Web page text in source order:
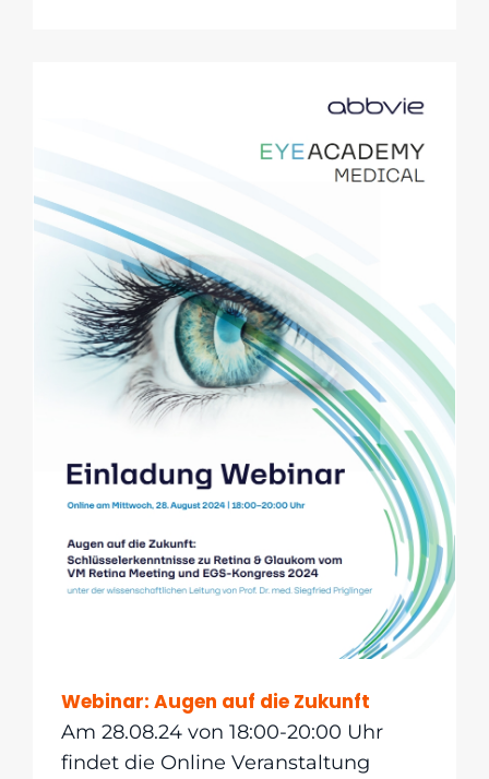
Webinar: Augen auf die Zukunft
Am 28.08.24 von 18:00-20:00 Uhr
findet die Online Veranstaltung